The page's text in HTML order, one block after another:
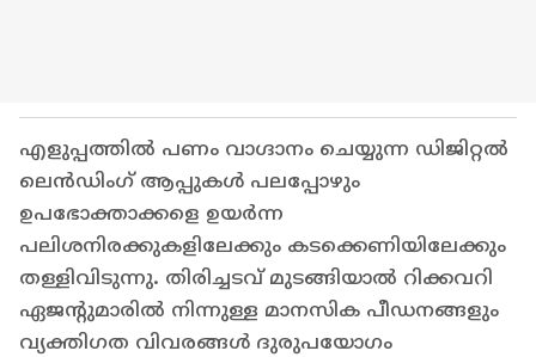
എളുപ്പത്തിൽ പണം വാഗ്ദാനം ചെയ്യുന്ന ഡിജിറ്റൽ
ലെൻഡിംഗ് ആപ്പുകൾ പലപ്പോഴും
ഉപഭോക്താക്കളെ ഉയർന്ന
പലിശനിരക്കുകളിലേക്കും കടക്കെണിയിലേക്കും
തള്ളിവിടുന്നു. തിരിച്ചടവ് മുടങ്ങിയാൽ റിക്കവറി
ഏജന്റുമാരിൽ നിന്നുള്ള മാനസിക പീഡനങ്ങളും
വ്യക്തിഗത വിവരങ്ങൾ ദുരുപയോഗം